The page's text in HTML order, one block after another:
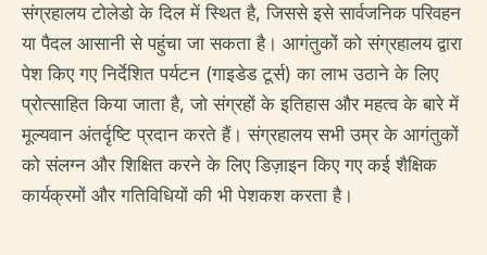
संग्रहालय टोलेडो के दिल में स्थित है, जिससे इसे सार्वजनिक परिवहन
या पैदल आसानी से पहुंचा जा सकता है। आगंतुकों को संग्रहालय द्वारा
पेश किए गए निर्देशित पर्यटन (गाइडेड टूर्स) का लाभ उठाने के लिए
प्रोत्साहित किया जाता है, जो संग्रहों के इतिहास और महत्व के बारे में
मूल्यवान अंतर्दृष्टि प्रदान करते हैं। संग्रहालय सभी उम्र के आगंतुकों
को संलग्न और शिक्षित करने के लिए डिज़ाइन किए गए कई शैक्षिक
कार्यक्रमों और गतिविधियों की भी पेशकश करता है।